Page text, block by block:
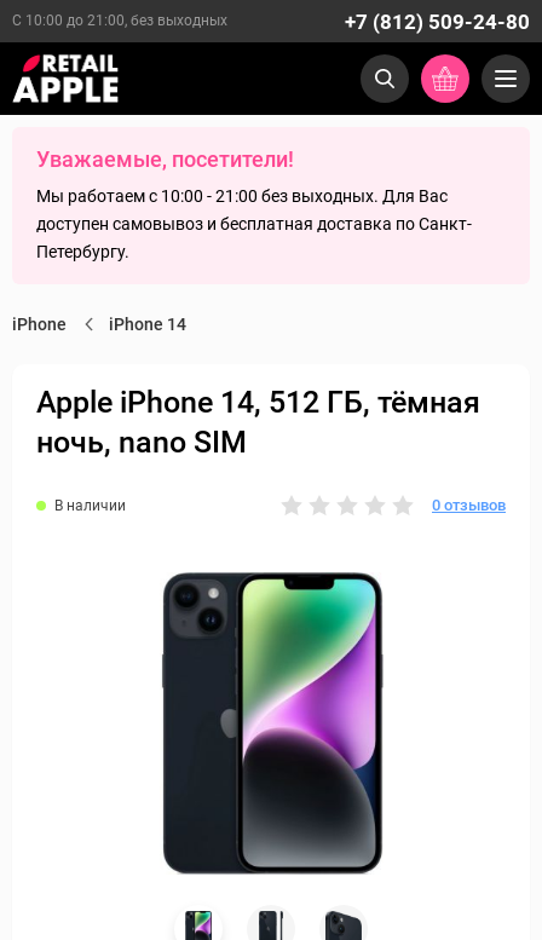
С 10:00 до 21:00, без выходных +7 (812) 509-24-80
Уважаемые, посетители!
Мы работаем с 10:00 - 21:00 без выходных. Для Вас
доступен самовывоз и бесплатная доставка по Санкт-
Петербургу.
iPhone iPhone 14
Apple iPhone 14, 512 ГБ, тёмная
ночь, nano SIM
В наличии 0 отзывов